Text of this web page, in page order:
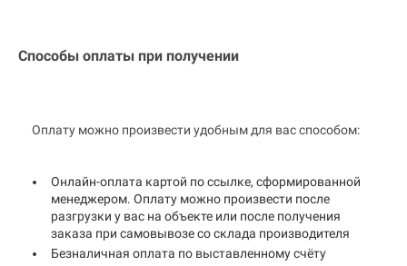
Способы оплаты при получении
Оплату можно произвести удобным для вас способом:
Онлайн-оплата картой по ссылке, сформированной
менеджером. Оплату можно произвести после
разгрузки у вас на объекте или после получения
заказа при самовывозе со склада производителя
Безналичная оплата по выставленному счёту